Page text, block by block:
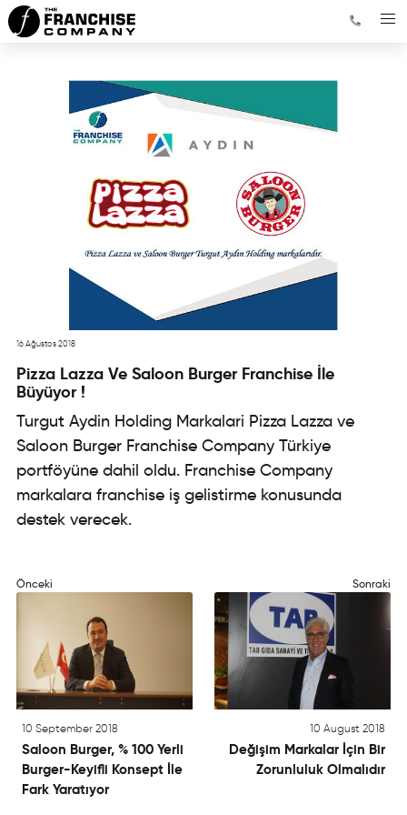
16 Ağustos 2018
Pizza Lazza Ve Saloon Burger Franchise İle
Büyüyor !
Turgut Aydin Holding Markalari Pizza Lazza ve
Saloon Burger Franchise Company Türkiye
portföyüne dahil oldu. Franchise Company
markalara franchise iş gelistirme konusunda
destek verecek.
Önceki
10 September 2018
Saloon Burger, % 100 Yerli
Burger-Keyifli Konsept İle
Fark Yaratıyor
Sonraki
10 August 2018
Değişim Markalar İçin Bir
Zorunluluk Olmalıdır